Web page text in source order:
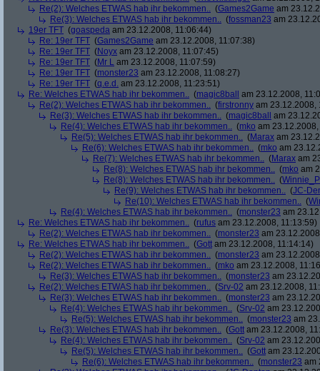
Re(2): Welches ETWAS hab ihr bekommen.. (Games2Game am
Re(3): Welches ETWAS hab ihr bekommen.. (fossman23 am
19er TFT (goaspeda am 23.12.2008, 11:06:44)
Re: 19er TFT (Games2Game am 23.12.2008, 11:07:38)
Re: 19er TFT (Noyx am 23.12.2008, 11:07:45)
Re: 19er TFT (Mr L am 23.12.2008, 11:07:59)
Re: 19er TFT (monster23 am 23.12.2008, 11:08:27)
Re: 19er TFT (q.e.d. am 23.12.2008, 11:23:51)
Re: Welches ETWAS hab ihr bekommen.. (magic8ball
am 23.12.2008,
Re(2): Welches ETWAS hab ihr bekommen.. (firstronny am 23.12.2008,
Re(3): Welches ETWAS hab ihr bekommen.. (magic8ball
am
Re(4): Welches ETWAS hab ihr bekommen.. (mko am
Re(5): Welches ETWAS hab ihr bekommen.. (Marax am
Re(6): Welches ETWAS hab ihr bekommen.. (mko am
Re(7): Welches ETWAS hab ihr bekommen.. (Marax am
Re(8): Welches ETWAS hab ihr bekommen.. (mko am
Re(8): Welches ETWAS hab ihr bekommen.. (
Re(9): Welches ETWAS hab ihr bekommen.. (JC-
Re(10): Welches ETWAS hab ihr bekommen.. (
Re(4): Welches ETWAS hab ihr bekommen.. (monster23 am
Re: Welches ETWAS hab ihr bekommen.. (rufus am 23.12.2008, 11:13:59)
Re(2): Welches ETWAS hab ihr bekommen.. (monster23 am
Re: Welches ETWAS hab ihr bekommen.. (Gott am 23.12.2008, 11:14:14)
Re(2): Welches ETWAS hab ihr bekommen.. (monster23 am
Re(2): Welches ETWAS hab ihr bekommen.. (mko am 23.12.2008,
Re(3): Welches ETWAS hab ihr bekommen.. (monster23 am
Re(2): Welches ETWAS hab ihr bekommen.. (Srv-02 am 23.12.2008,
Re(3): Welches ETWAS hab ihr bekommen.. (monster23 am
Re(4): Welches ETWAS hab ihr bekommen.. (Srv-02 am
Re(5): Welches ETWAS hab ihr bekommen.. (monster23 am
Re(3): Welches ETWAS hab ihr bekommen.. (Gott am 23.12.2008,
Re(4): Welches ETWAS hab ihr bekommen.. (Srv-02 am
Re(5): Welches ETWAS hab ihr bekommen.. (Gott am
Re(6): Welches ETWAS hab ihr bekommen.. (monster23 am